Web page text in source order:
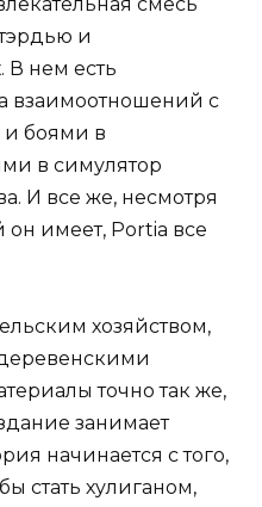
и
нем есть
взаимоотношений с
боями в
в симулятор
И все же, несмотря
он имеет, Portia все
хозяйством,
точно так же,
занимает
начинается с того,
стать хулиганом,